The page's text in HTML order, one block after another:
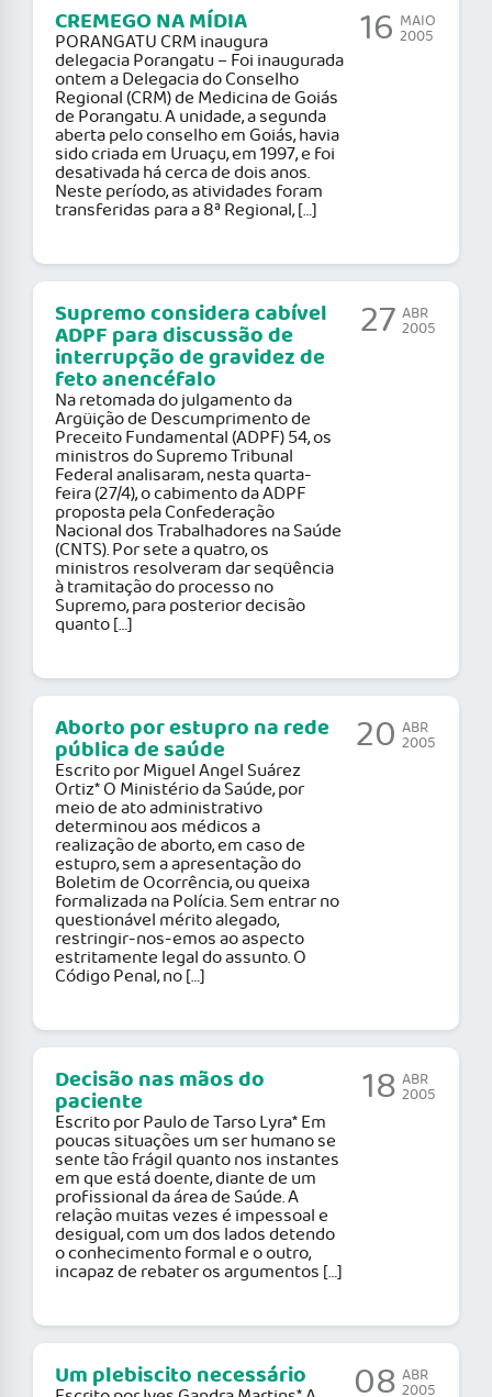
CREMEGO NA MÍDIA
PORANGATU CRM inaugura
delegacia Porangatu – Foi inaugurada
ontem a Delegacia do Conselho
Regional (CRM) de Medicina de Goiás
de Porangatu. A unidade, a segunda
aberta pelo conselho em Goiás, havia
sido criada em Uruaçu, em 1997, e foi
desativada há cerca de dois anos.
Neste período, as atividades foram
transferidas para a 8ª Regional, […]
16 MAIO
2005
Supremo considera cabível
ADPF para discussão de
interrupção de gravidez de
feto anencéfalo
Na retomada do julgamento da
Argüição de Descumprimento de
Preceito Fundamental (ADPF) 54, os
ministros do Supremo Tribunal
Federal analisaram, nesta quarta-
feira (27/4), o cabimento da ADPF
proposta pela Confederação
Nacional dos Trabalhadores na Saúde
(CNTS). Por sete a quatro, os
ministros resolveram dar seqüência
à tramitação do processo no
Supremo, para posterior decisão
quanto […]
27 ABR
2005
Aborto por estupro na rede
pública de saúde
Escrito por Miguel Angel Suárez
Ortiz* O Ministério da Saúde, por
meio de ato administrativo
determinou aos médicos a
realização de aborto, em caso de
estupro, sem a apresentação do
Boletim de Ocorrência, ou queixa
formalizada na Polícia. Sem entrar no
questionável mérito alegado,
restringir-nos-emos ao aspecto
estritamente legal do assunto. O
Código Penal, no […]
20 ABR
2005
Decisão nas mãos do
paciente
Escrito por Paulo de Tarso Lyra* Em
poucas situações um ser humano se
sente tão frágil quanto nos instantes
em que está doente, diante de um
profissional da área de Saúde. A
relação muitas vezes é impessoal e
desigual, com um dos lados detendo
o conhecimento formal e o outro,
incapaz de rebater os argumentos […]
18 ABR
2005
Um plebiscito necessário 08 ABR
2005